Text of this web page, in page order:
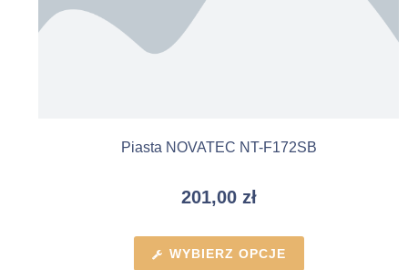
Piasta NOVATEC NT-F172SB
201,00 zł
WYBIERZ OPCJE